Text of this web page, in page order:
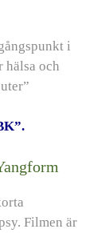
i
hälsa och
Filmen är